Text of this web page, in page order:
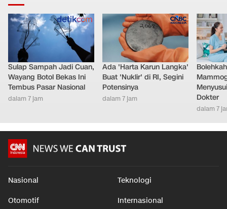
Sulap Sampah Jadi Cuan,
Wayang Botol Bekas Ini
Tembus Pasar Nasional
dalam 7 jam
Ada 'Harta Karun Langka'
Buat 'Nuklir' di RI, Segini
Potensinya
dalam 7 jam
Dokter
dalam 7
Nasional Teknologi
Otomotif Internasional